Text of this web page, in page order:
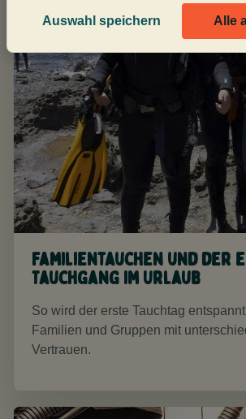
Familientauchen und der
Tauchgang im Urlaub
So wird der erste Tauchtag
Familien und Gruppen mit
Vertrauen.
Auswahl speichern Alle